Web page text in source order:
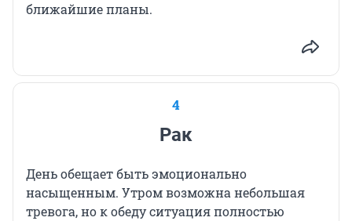
ближайшие планы.
4
Рак
День обещает быть эмоционально
насыщенным. Утром возможна небольшая
тревога, но к обеду ситуация полностью